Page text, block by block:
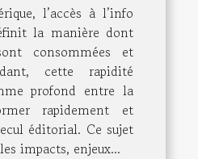
l’accès à l’info
la manière dont
consommées et
cette rapidité
profond entre la
rapidement et
éditorial. Ce sujet
impacts, enjeux...